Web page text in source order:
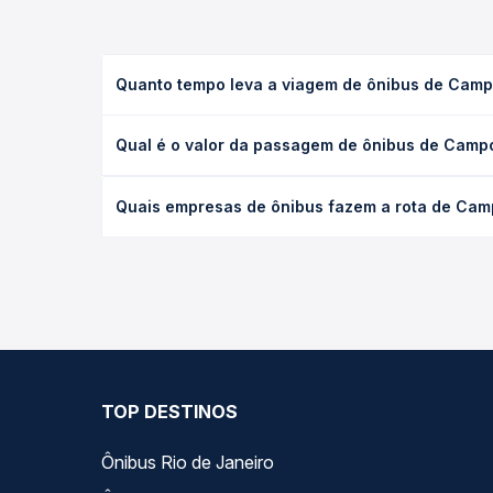
Quanto tempo leva a viagem de ônibus de
(convencional, executivo ou leito) e as condições
Qual é o valor da passagem de ônibus de
tipo de poltrona e a antecedência da compra. Na
Quais empresas de ônibus fazem a rota de
TOP DESTINOS
Ônibus Rio de Janeiro